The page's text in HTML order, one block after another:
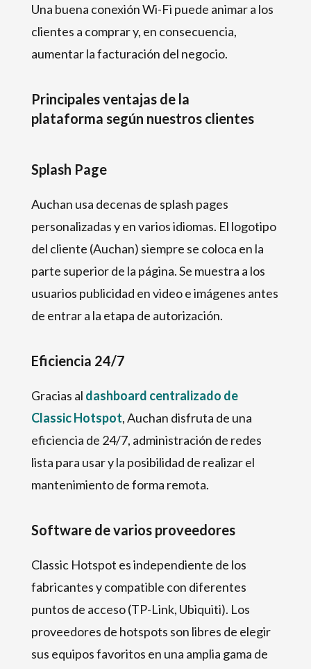
Una buena conexión Wi-Fi puede animar a los
clientes a comprar y, en consecuencia,
aumentar la facturación del negocio.
Principales ventajas de la
plataforma según nuestros clientes
Splash Page
Auchan usa decenas de splash pages
personalizadas y en varios idiomas. El logotipo
del cliente (Auchan) siempre se coloca en la
parte superior de la página. Se muestra a los
usuarios publicidad en video e imágenes antes
de entrar a la etapa de autorización.
Eficiencia 24/7
Gracias al dashboard centralizado de
Classic Hotspot, Auchan disfruta de una
eficiencia de 24/7, administración de redes
lista para usar y la posibilidad de realizar el
mantenimiento de forma remota.
Software de varios proveedores
Classic Hotspot es independiente de los
fabricantes y compatible con diferentes
puntos de acceso (TP-Link, Ubiquiti). Los
proveedores de hotspots son libres de elegir
sus equipos favoritos en una amplia gama de